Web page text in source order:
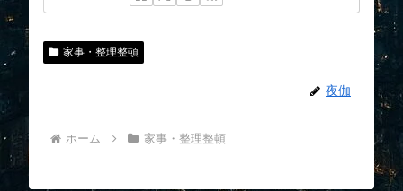
家事・整理整頓
夜伽
ホーム 家事・整理整頓